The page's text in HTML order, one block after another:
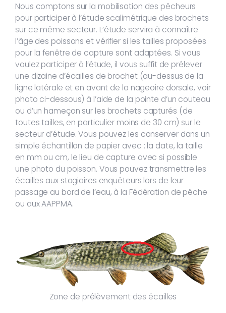
Nous comptons sur la mobilisation des pêcheurs
pour participer à l’étude scalimétrique des brochets
sur ce même secteur. L’étude servira à connaître
l’âge des poissons et vérifier si les tailles proposées
pour la fenêtre de capture sont adaptées. Si vous
voulez participer à l’étude, il vous suffit de prélever
une dizaine d’écailles de brochet (au-dessus de la
ligne latérale et en avant de la nageoire dorsale, voir
photo ci-dessous) à l’aide de la pointe d’un couteau
ou d’un hameçon sur les brochets capturés (de
toutes tailles, en particulier moins de 30 cm) sur le
secteur d’étude. Vous pouvez les conserver dans un
simple échantillon de papier avec : la date, la taille
en mm ou cm, le lieu de capture avec si possible
une photo du poisson. Vous pouvez transmettre les
écailles aux stagiaires enquêteurs lors de leur
passage au bord de l’eau, à la Fédération de pêche
ou aux AAPPMA.
Zone de prélèvement des écailles